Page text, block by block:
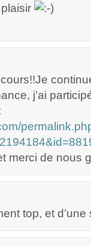
j’ai
merci de nous
top, et d’une